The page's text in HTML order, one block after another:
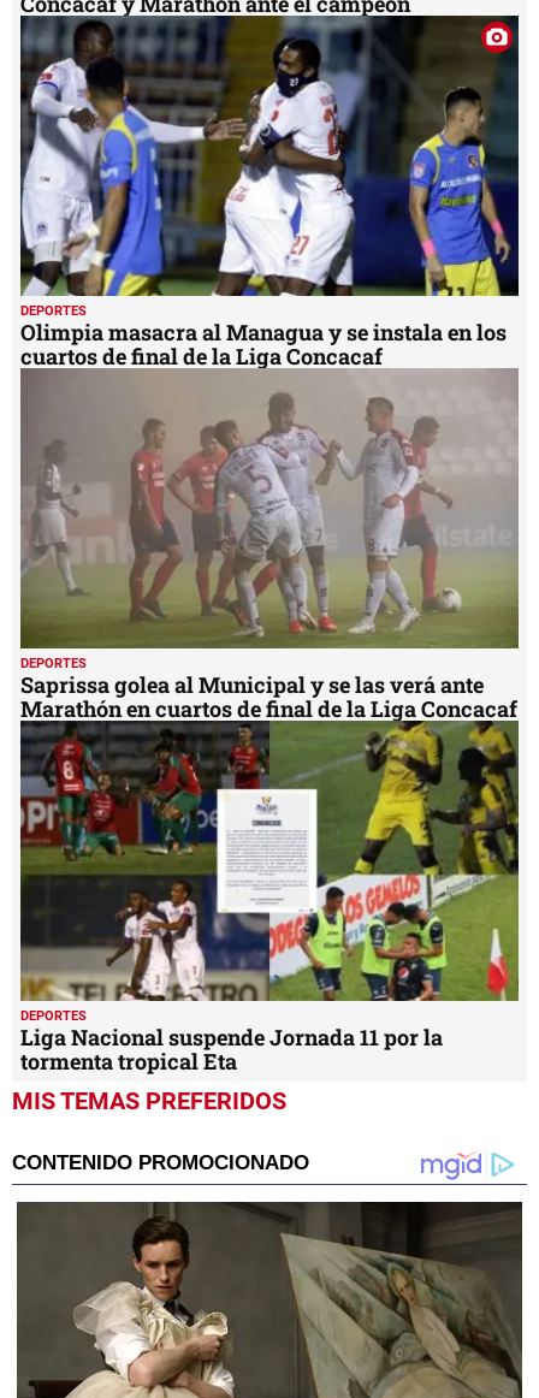
DEPORTES
Olimpia masacra al Managua y se instala en los
cuartos de final de la Liga Concacaf
DEPORTES
Saprissa golea al Municipal y se las verá ante
Marathón en cuartos de final de la Liga Concacaf
DEPORTES
Liga Nacional suspende Jornada 11 por la
tormenta tropical Eta
MIS TEMAS PREFERIDOS